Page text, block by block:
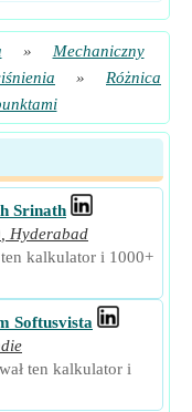
»
Mechaniczny
»
Różnica
Srinath
Hyderabad
kalkulator i 1000+
Softusvista
ten kalkulator i